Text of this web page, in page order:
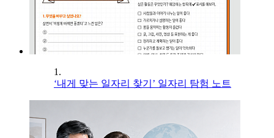
1.
‘내게 맞는 일자리 찾기’ 일자리 탐험 노트